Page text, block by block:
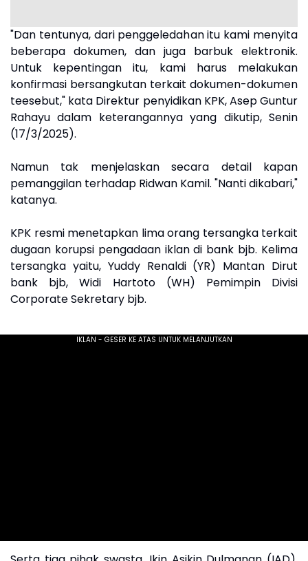
"Dan tentunya, dari penggeledahan itu kami menyita
beberapa dokumen, dan juga barbuk elektronik.
Untuk kepentingan itu, kami harus melakukan
konfirmasi bersangkutan terkait dokumen-dokumen
teesebut," kata Direktur penyidikan KPK, Asep Guntur
Rahayu dalam keterangannya yang dikutip, Senin
(17/3/2025).
Namun tak menjelaskan secara detail kapan
pemanggilan terhadap Ridwan Kamil. "Nanti dikabari,"
katanya.
KPK resmi menetapkan lima orang tersangka terkait
dugaan korupsi pengadaan iklan di bank bjb. Kelima
tersangka yaitu, Yuddy Renaldi (YR) Mantan Dirut
bank bjb, Widi Hartoto (WH) Pemimpin Divisi
Corporate Sekretary bjb.